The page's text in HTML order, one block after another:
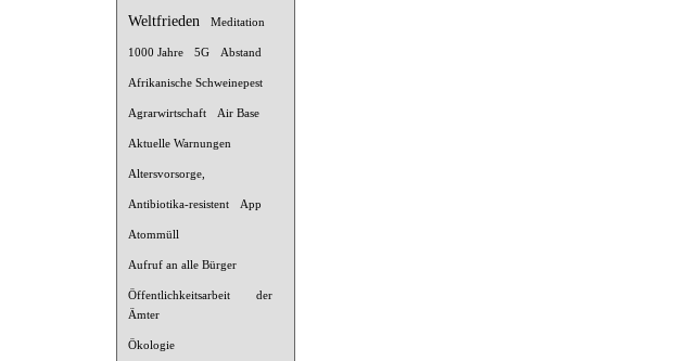
Weltfrieden
Meditation
1000 Jahre 5G Abstand
Afrikanische Schweinepest
Agrarwirtschaft Air Base
Aktuelle Warnungen
Altersvorsorge,
Antibiotika-resistent App
Atommüll
Aufruf an alle Bürger
Öffentlichkeitsarbeit der
Ämter
Ökologie